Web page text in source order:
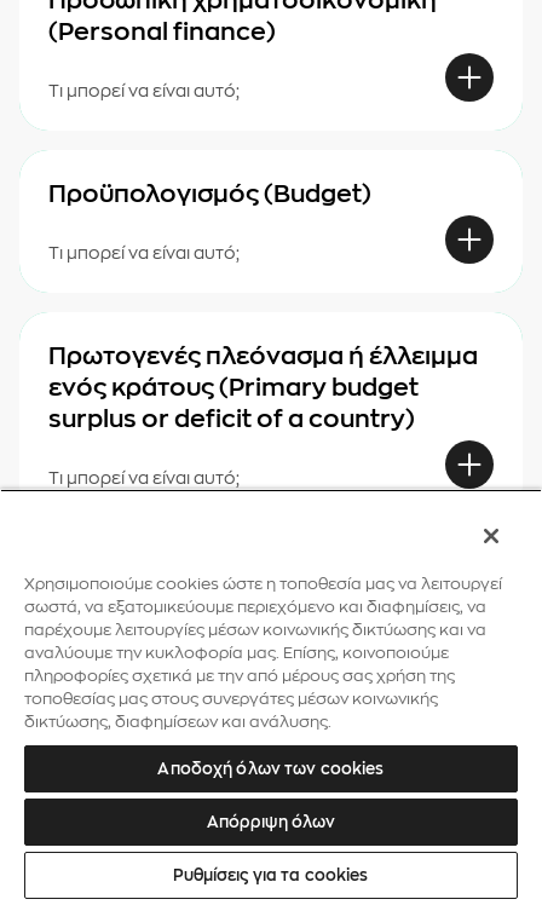
(Personal finance)
Τι μπορεί να είναι αυτό;
Προϋπολογισμός (Budget)
Τι μπορεί να είναι αυτό;
Πρωτογενές πλεόνασμα ή έλλειμμα
ενός κράτους (Primary budget
surplus or deficit of a country)
Τι μπορεί να είναι αυτό;
Ρευστότητα της επένδυσης (Liquidity
of investment)
Τι μπορεί να είναι αυτό;
Ρομποτική (Robotics)
Τι μπορεί να είναι αυτό;
Χρησιμοποιούμε cookies ώστε η τοποθεσία μας να λειτουργεί
σωστά, να εξατομικεύουμε περιεχόμενο και διαφημίσεις, να
παρέχουμε λειτουργίες μέσων κοινωνικής δικτύωσης και να
αναλύουμε την κυκλοφορία μας. Επίσης, κοινοποιούμε
πληροφορίες σχετικά με την από μέρους σας χρήση της
τοποθεσίας μας στους συνεργάτες μέσων κοινωνικής
δικτύωσης, διαφημίσεων και ανάλυσης.
Αποδοχή όλων των cookies
Απόρριψη όλων
Ρυθμίσεις για τα cookies